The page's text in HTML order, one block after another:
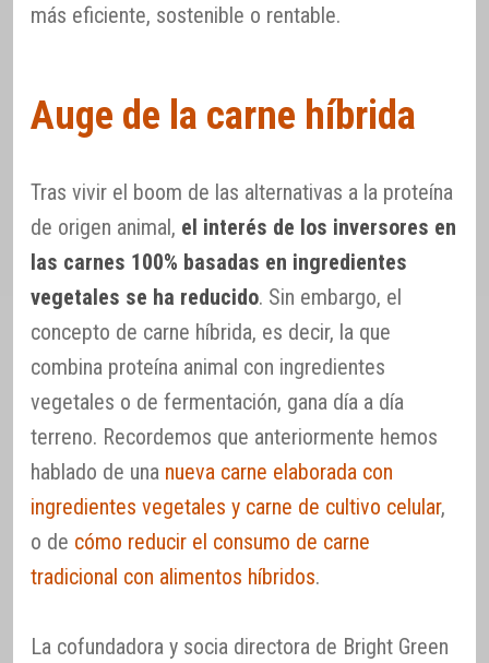
más eficiente, sostenible o rentable.
Auge de la carne híbrida
Tras vivir el boom de las alternativas a la proteína
de origen animal, el interés de los inversores en
las carnes 100% basadas en ingredientes
vegetales se ha reducido. Sin embargo, el
concepto de carne híbrida, es decir, la que
combina proteína animal con ingredientes
vegetales o de fermentación, gana día a día
terreno. Recordemos que anteriormente hemos
hablado de una nueva carne elaborada con
ingredientes vegetales y carne de cultivo celular,
o de cómo reducir el consumo de carne
tradicional con alimentos híbridos.
La cofundadora y socia directora de Bright Green